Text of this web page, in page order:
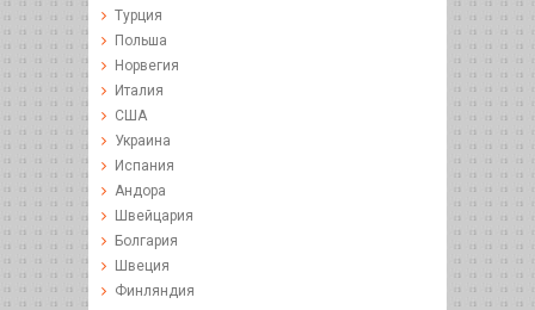
Турция
Польша
Норвегия
Италия
США
Украина
Испания
Андора
Швейцария
Болгария
Швеция
Финляндия